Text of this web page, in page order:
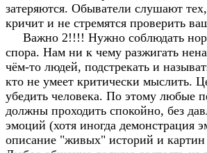
затеряются. Обыватели слушают
кричит и не стремятся проверить
Важно 2!!!! Нужно соблюдать
спора. Нам ни к чему разжигать
чём-то людей, подстрекать и
кто не умеет критически мыслить.
убедить человека. По этому любые
должны проходить спокойно, без
эмоций (хотя иногда демонстрация
описание "живых" историй и